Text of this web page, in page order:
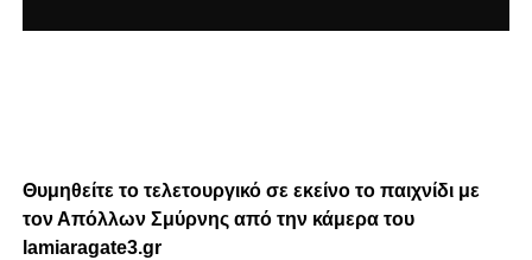
Θυμηθείτε το τελετουργικό σε εκείνο το παιχνίδι με
τον Απόλλων Σμύρνης από την κάμερα του
lamiaragate3.gr